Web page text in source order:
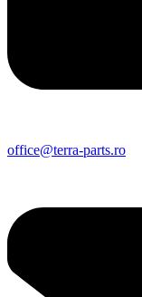
office@terra-parts.ro